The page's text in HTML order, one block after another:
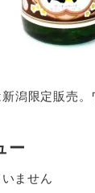
潟限定販売。
ー
ません